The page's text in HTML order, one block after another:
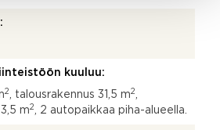
kuuluu:
2 , talousrakennus 31,5 m2
m2 , 2 autopaikkaa piha-alueella.